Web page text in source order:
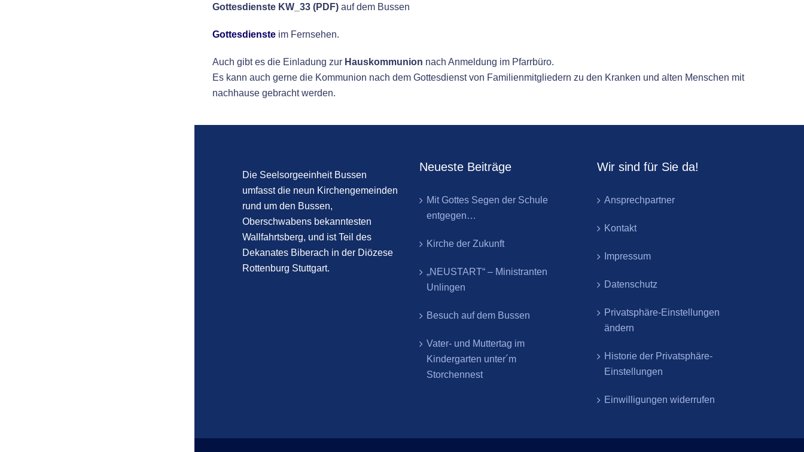
Gottesdienste KW_33 (PDF)auf dem Bussen
Gottesdiensteim Fernsehen.
Auch gibt es die Einladung zur Hauskommunion nach Anmeldung im Pfarrbüro.
Es kann auch gerne die Kommunion nach dem Gottesdienst von Familienmitgliedern zu den Kranken und alten Menschen mit
nachhause gebracht werden.
Die Seelsorgeeinheit Bussen
umfasst die neun Kirchengemeinden
rund um den Bussen,
Oberschwabens bekanntesten
Wallfahrtsberg, und ist Teil des
Dekanates Biberach in der Diözese
Rottenburg Stuttgart.
Neueste Beiträge
Mit Gottes Segen der Schule
entgegen…
Kirche der Zukunft
„NEUSTART“ – Ministranten
Unlingen
Besuch auf dem Bussen
Vater- und Muttertag im
Kindergarten unter´m
Storchennest
Wir sind für Sie da!
Ansprechpartner
Kontakt
Impressum
Datenschutz
Privatsphäre-Einstellungen
ändern
Historie der Privatsphäre-
Einstellungen
Einwilligungen widerrufen